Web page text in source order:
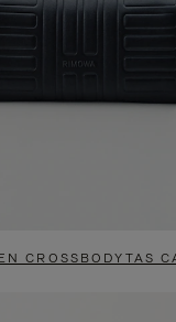
CROSSBODYTAS